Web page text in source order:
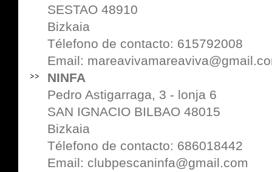
SESTAO 48910
Bizkaia
Télefono de contacto: 615792008
Email:
NINFA
Pedro Astigarraga, 3 - lonja 6
SAN IGNACIO BILBAO 48015
Bizkaia
Télefono de contacto: 686018442
Email: clubpescaninfa@gmail.com